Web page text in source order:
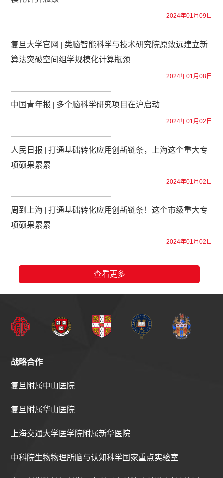
2024年01月09日
复旦大学官网 | 类脑智能科学与技术研究院原致远建立新
算法突破空间组学规模化计算瓶颈
2024年01月08日
中国青年报 | 多个脑科学研究项目在沪启动
2024年01月02日
人民日报 | 打通基础转化应用创新链条，上海这个重大专
项硕果累累
2024年01月02日
周到上海 | 打通基础转化应用创新链条！这个市级重大专
项硕果累累
2024年01月02日
查看更多
战略合作
复旦附属中山医院
复旦附属华山医院
上海交通大学医学院附属新华医院
中科院生物物理所脑与认知科学国家重点实验室